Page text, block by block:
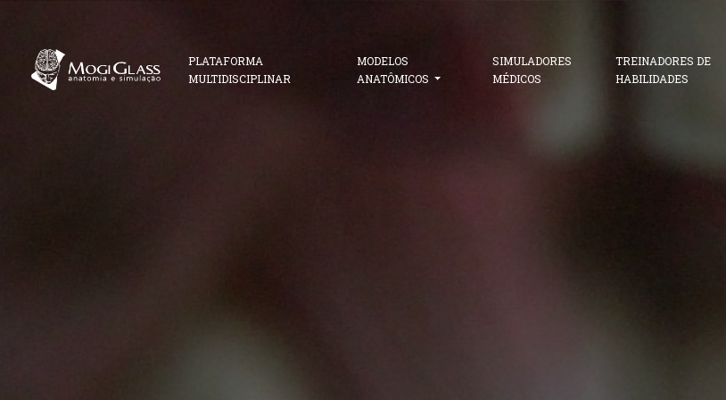
PLATAFORMA
MULTIDISCIPLINAR
MODELOS
ANATÔMICOS
SIMULADORES
MÉDICOS
TREINADORES DE
HABILIDADES